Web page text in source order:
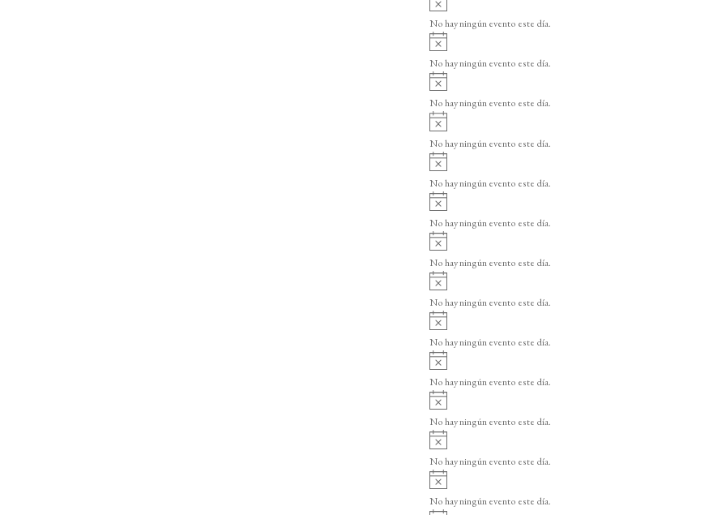
o
v
i
o
No hay ningún evento este día.
v
i
o
No hay ningún evento este día.
v
i
o
No hay ningún evento este día.
A
v
i
o
No hay ningún evento este día.
A
v
i
o
No hay ningún evento este día.
A
v
i
o
No hay ningún evento este día.
v
i
o
No hay ningún evento este día.
v
i
o
No hay ningún evento este día.
v
i
o
No hay ningún evento este día.
v
i
o
No hay ningún evento este día.
v
i
o
No hay ningún evento este día.
v
i
o
No hay ningún evento este día.
v
i
No hay ningún evento este día.